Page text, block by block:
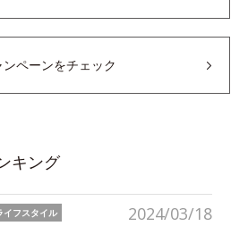
ンペーンをチェック
キング
2024/03/18
イフスタイル